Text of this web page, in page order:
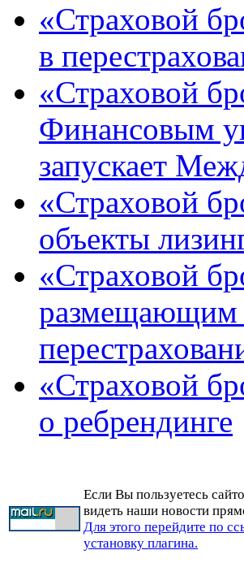
«Страховой
в
«Страховой
Финансовым
запускает
«Страховой
объекты
«Страховой
размещающим
«Страховой
о ребрендинге
Если Вы пользуетесь
видеть наши новости
Для этого перейдите по
установку плагина.